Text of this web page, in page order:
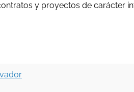
y proyectos de carácter